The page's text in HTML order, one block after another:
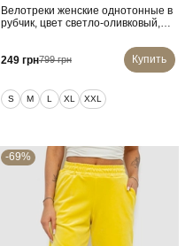
Велотреки женские однотонные в
рубчик, цвет светло-оливковый,
249 грн799 грн Купить
S M L XL XXL
-69%